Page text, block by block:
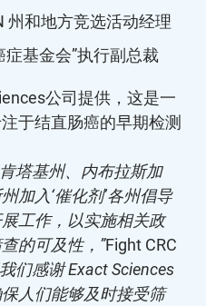
州和地方竞选活动经理
症基金会”执行副总裁
公司提供，这是一
于结直肠癌的早期检测
塔基州、内布拉斯加
加入‘催化剂’各州倡导
工作，以实施相关政
的可及性，”Fight CRC
们感谢 Exact Sciences
人们能够及时接受筛